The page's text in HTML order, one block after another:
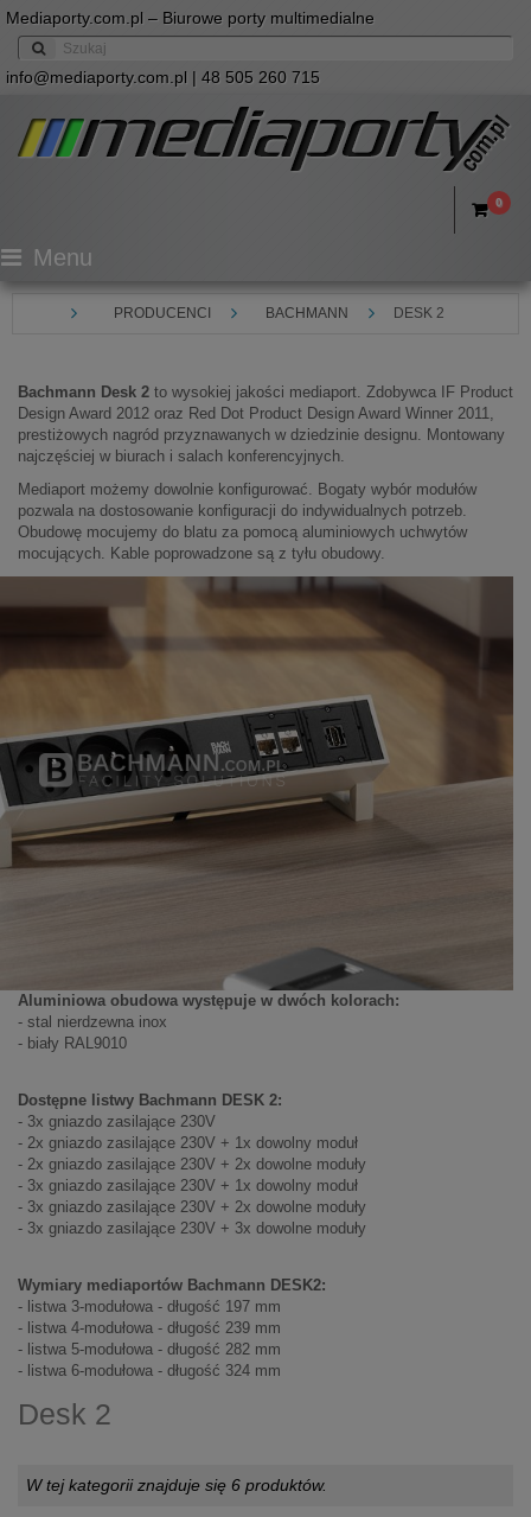
Mediaporty.com.pl – Biurowe porty multimedialne
info@mediaporty.com.pl | 48 505 260 715
0
Menu
PRODUCENCI BACHMANN DESK 2
Bachmann Desk 2 to wysokiej jakości mediaport. Zdobywca IF Product
Design Award 2012 oraz Red Dot Product Design Award Winner 2011,
prestiżowych nagród przyznawanych w dziedzinie designu. Montowany
najczęściej w biurach i salach konferencyjnych.
Mediaport możemy dowolnie konfigurować. Bogaty wybór modułów
pozwala na dostosowanie konfiguracji do indywidualnych potrzeb.
Obudowę mocujemy do blatu za pomocą aluminiowych uchwytów
mocujących. Kable poprowadzone są z tyłu obudowy.
Aluminiowa obudowa występuje w dwóch kolorach:
- stal nierdzewna inox
- biały RAL9010
Dostępne listwy Bachmann DESK 2:
- 3x gniazdo zasilające 230V
- 2x gniazdo zasilające 230V + 1x dowolny moduł
- 2x gniazdo zasilające 230V + 2x dowolne moduły
- 3x gniazdo zasilające 230V + 1x dowolny moduł
- 3x gniazdo zasilające 230V + 2x dowolne moduły
- 3x gniazdo zasilające 230V + 3x dowolne moduły
Wymiary mediaportów Bachmann DESK2:
- listwa 3-modułowa - długość 197 mm
- listwa 4-modułowa - długość 239 mm
- listwa 5-modułowa - długość 282 mm
- listwa 6-modułowa - długość 324 mm
Desk 2
W tej kategorii znajduje się 6 produktów.